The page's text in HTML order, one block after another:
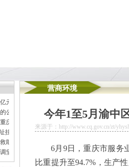
元产业规模情绪消费新场景加速涌现
公司注册地址挂靠公告
地址挂靠户外生态环境保护课
挂靠大渡口市场监管局靠前服务古镇升级需要
助管理区域一体化迈入新阶段
坚决贯彻落实习近平总书记关于安全生产的
营商环境
今年1至5月渝中
来源于：http://www.cq.gov.cn/zt/
6月9日，重庆市服务
比重提升至94.7%，生产